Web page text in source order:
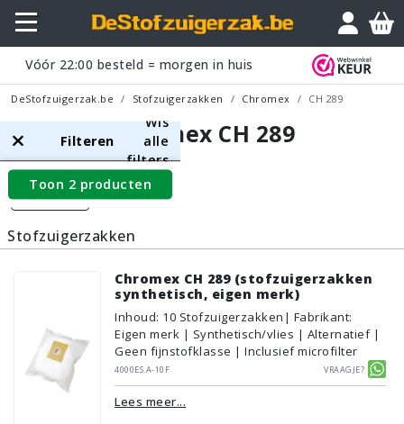
Vóór 22:00 besteld = morgen in huis
DeStofzuigerzak.be Stofzuigerzakken Chromex CH 289
Chromex CH 289
Filters
Filteren
Wis
alle
filters
Toon 2 producten
Stofzuigerzakken
Chromex CH 289 (stofzuigerzakken
synthetisch, eigen merk)
Inhoud: 10 Stofzuigerzakken | Fabrikant:
Eigen merk | Synthetisch/vlies | Alternatief |
Geen fijnstofklasse | Inclusief microfilter
4000ES.A-10F
Vraagje?
Lees meer...